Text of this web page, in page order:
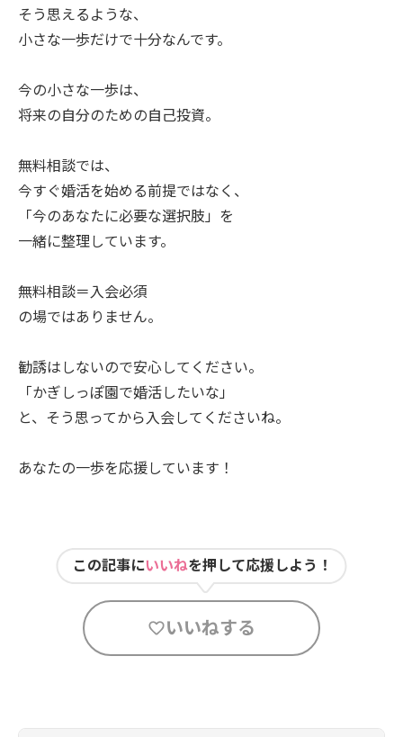
そう思えるような、
小さな一歩だけで十分なんです。
今の小さな一歩は、
将来の自分のための自己投資。
無料相談では、
今すぐ婚活を始める前提ではなく、
「今のあなたに必要な選択肢」を
一緒に整理しています。
無料相談＝入会必須
の場ではありません。
勧誘はしないので安心してください。
「かぎしっぽ園で婚活したいな」
と、そう思ってから入会してくださいね。
あなたの一歩を応援しています！
この記事にいいねを押して応援しよう！
いいねする